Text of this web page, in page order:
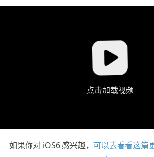
点击加载视频
如果你对 iOS6 感兴趣， 可以去看看这篇